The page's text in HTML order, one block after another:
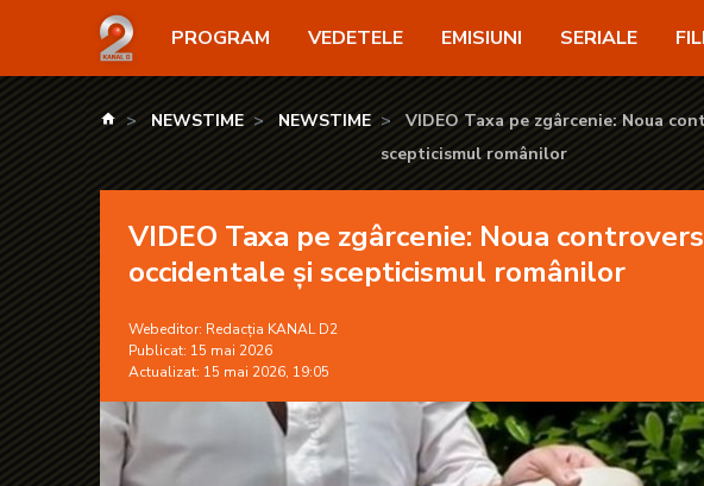
VIDEO Taxa pe zgârcenie: Noua controversă din restaurantele
PROGRAM VEDETELE EMISIUNI SERIALE
kanald.ro
NEWSTIME NEWSTIME
VIDEO Taxa pe zgârcenie: Noua
scepticismul românilor
VIDEO Taxa pe zgârcenie: Noua
occidentale și scepticismul românilor
Webeditor: Redacția KANAL D2
Publicat: 15 mai 2026
Actualizat: 15 mai 2026, 19:05